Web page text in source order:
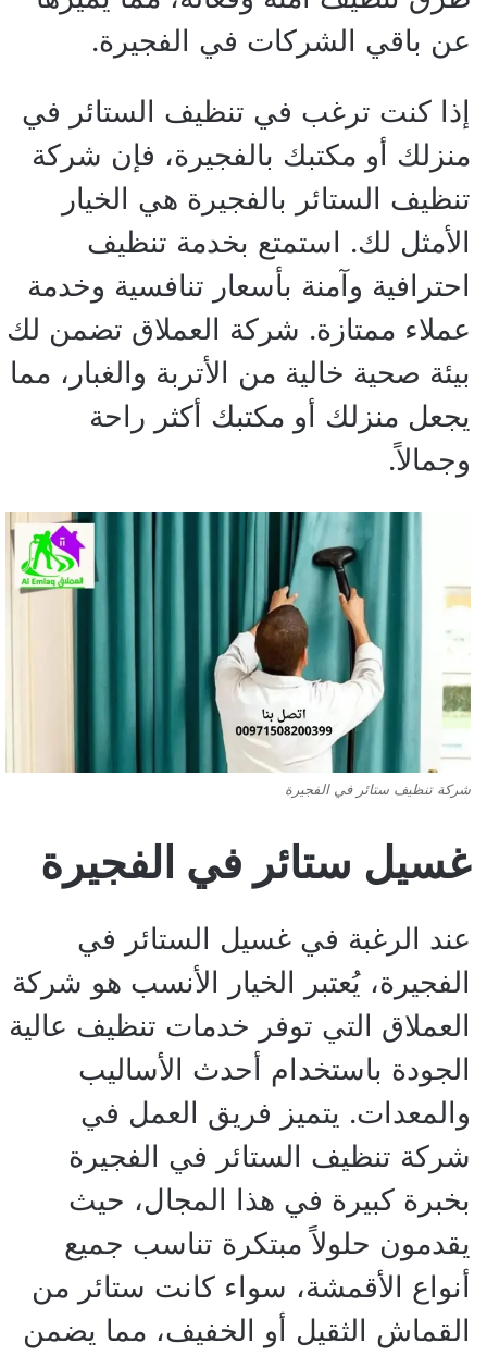
عن باقي الشركات في الفجيرة.
إذا كنت ترغب في تنظيف الستائر في
منزلك أو مكتبك بالفجيرة، فإن شركة
تنظيف الستائر بالفجيرة هي الخيار
الأمثل لك. استمتع بخدمة تنظيف
احترافية وآمنة بأسعار تنافسية وخدمة
عملاء ممتازة. شركة العملاق تضمن لك
بيئة صحية خالية من الأتربة والغبار، مما
يجعل منزلك أو مكتبك أكثر راحة
وجمالاً.
شركة تنظيف ستائر في الفجيرة
غسيل ستائر في الفجيرة
عند الرغبة في غسيل الستائر في
الفجيرة، يُعتبر الخيار الأنسب هو شركة
العملاق التي توفر خدمات تنظيف عالية
الجودة باستخدام أحدث الأساليب
والمعدات. يتميز فريق العمل في
شركة تنظيف الستائر في الفجيرة
بخبرة كبيرة في هذا المجال، حيث
يقدمون حلولاً مبتكرة تناسب جميع
أنواع الأقمشة، سواء كانت ستائر من
القماش الثقيل أو الخفيف، مما يضمن